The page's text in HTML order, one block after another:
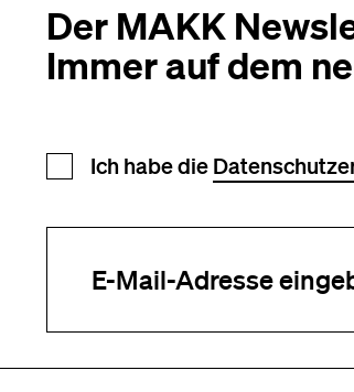
Der MAKK
Immer auf dem
Newsletter
Ich habe die